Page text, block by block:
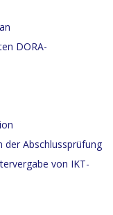
DORA-
der Abschlussprüfung
von IKT-